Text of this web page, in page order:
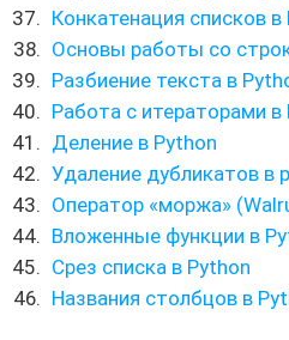
Конкатенация списков в
Основы работы со
Разбиение текста в
Работа с итераторами в
Деление в Python
Удаление дубликатов в
Оператор «моржа»
Вложенные функции в
Срез списка в Python
Названия столбцов в